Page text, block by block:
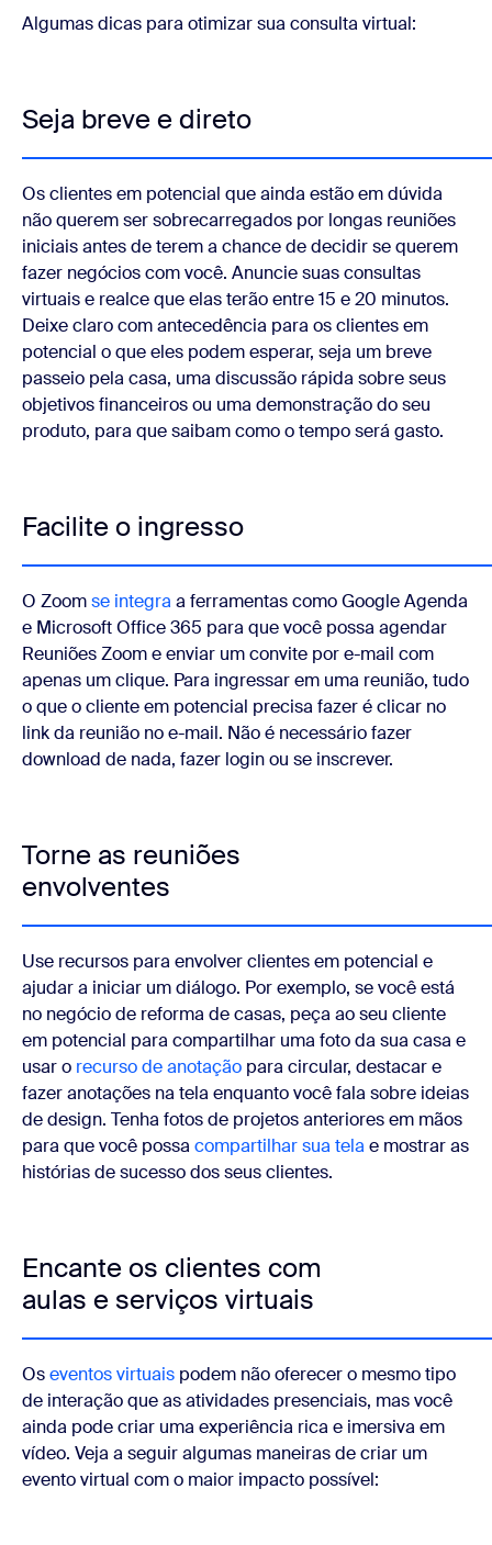
Algumas dicas para otimizar sua consulta virtual:
Seja breve e direto
Os clientes em potencial que ainda estão em dúvida
não querem ser sobrecarregados por longas reuniões
iniciais antes de terem a chance de decidir se querem
fazer negócios com você. Anuncie suas consultas
virtuais e realce que elas terão entre 15 e 20 minutos.
Deixe claro com antecedência para os clientes em
potencial o que eles podem esperar, seja um breve
passeio pela casa, uma discussão rápida sobre seus
objetivos financeiros ou uma demonstração do seu
produto, para que saibam como o tempo será gasto.
Facilite o ingresso
O Zoomse integra a ferramentas como Google Agenda
e Microsoft Office 365 para que você possa agendar
Reuniões Zoom e enviar um convite por e-mail com
apenas um clique. Para ingressar em uma reunião, tudo
o que o cliente em potencial precisa fazer é clicar no
link da reunião no e-mail. Não é necessário fazer
download de nada, fazer login ou se inscrever.
Torne as reuniões
envolventes
Use recursos para envolver clientes em potencial e
ajudar a iniciar um diálogo. Por exemplo, se você está
no negócio de reforma de casas, peça ao seu cliente
em potencial para compartilhar uma foto da sua casa e
usar o recurso de anotação para circular, destacar e
fazer anotações na tela enquanto você fala sobre ideias
de design. Tenha fotos de projetos anteriores em mãos
para que você possa compartilhar sua tela e mostrar as
histórias de sucesso dos seus clientes.
Encante os clientes com
aulas e serviços virtuais
Oseventos virtuais podem não oferecer o mesmo tipo
de interação que as atividades presenciais, mas você
ainda pode criar uma experiência rica e imersiva em
vídeo. Veja a seguir algumas maneiras de criar um
evento virtual com o maior impacto possível: